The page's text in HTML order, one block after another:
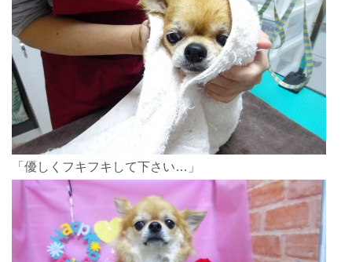
「優しくフキフキして下さい…」